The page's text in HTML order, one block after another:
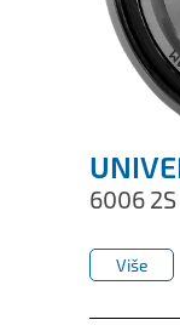
6006 2S
Više